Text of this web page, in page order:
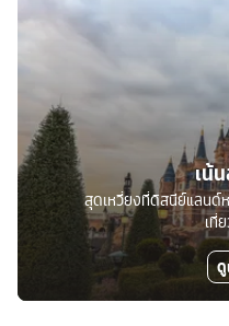
เน้
สุดเหวี่ยงที่ดิสนีย์แลนด์
เที่